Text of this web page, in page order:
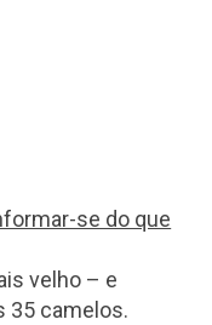
se do que
velho – e
35 camelos.